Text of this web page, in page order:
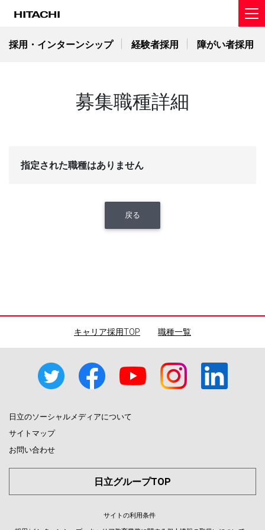
採用・インターンシップ 経験者採用 障がい者採用
募集職種詳細
指定された職種はありません
戻る
キャリア採用TOP 職種一覧
日立のソーシャルメディアについて
サイトマップ
お問い合わせ
日立グループTOP
サイトの利用条件